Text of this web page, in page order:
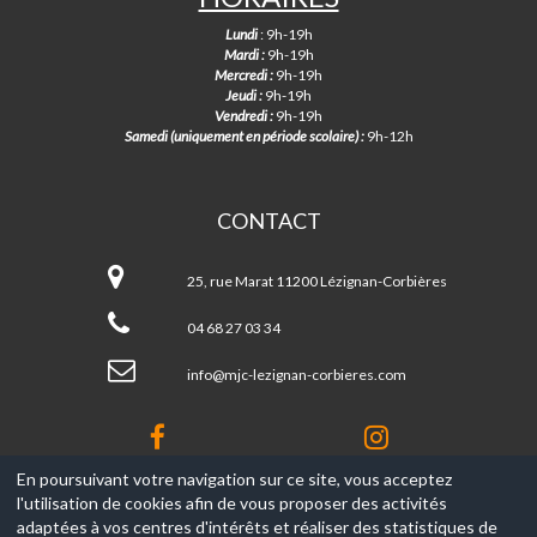
Lundi: 9h-19h
Mardi :9h-19h
Mercredi : 9h-19h
Jeudi : 9h-19h
Vendredi : 9h-19h
Samedi (uniquement en période scolaire) :9h-12h
CONTACT
Lézignan-
Corbières
25, rue Marat 11200 Lézignan-Corbières
04 68 27 03 34
info@mjc-lezignan-corbieres.com
© 2017-2026, Ce site est propulsé par Aniapps.fr
En poursuivant votre navigation sur ce site, vous acceptez
l'utilisation de cookies afin de vous proposer des activités
adaptées à vos centres d'intérêts et réaliser des statistiques de